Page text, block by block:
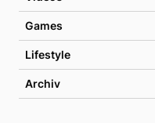
Games
Lifestyle
Archiv